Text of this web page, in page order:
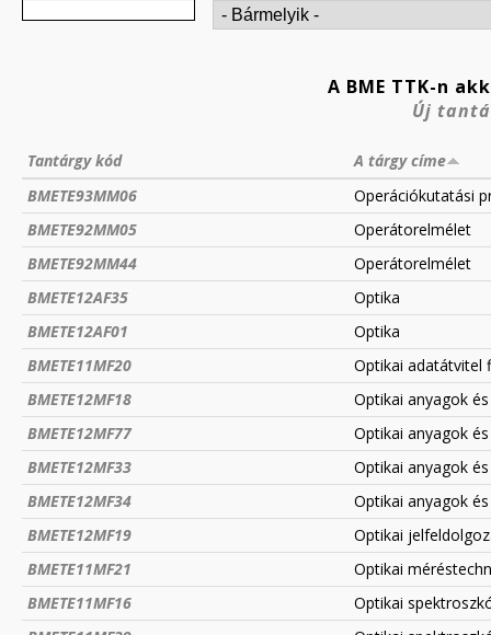
A BME TTK-n
Új
Tantárgy kód
A tárgy címe
BMETE93MM06
Operációkutatási
BMETE92MM05
Operátorelmélet
BMETE92MM44
Operátorelmélet
BMETE12AF35
Optika
BMETE12AF01
Optika
BMETE11MF20
Optikai adatátvitel
BMETE12MF18
Optikai anyagok
BMETE12MF77
Optikai anyagok
BMETE12MF33
Optikai anyagok
BMETE12MF34
Optikai anyagok
BMETE12MF19
Optikai
BMETE11MF21
Optikai
BMETE11MF16
Optikai